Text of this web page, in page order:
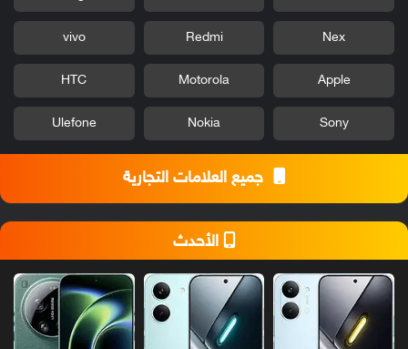
Nex
Redmi
vivo
Apple
Motorola
HTC
Sony
Nokia
Ulefone
جميع العلامات التجارية
الأحدث